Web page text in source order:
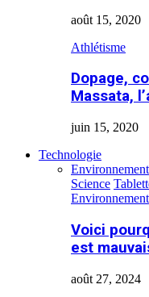
août 15, 2020
Athlétisme
Dopage,
Massata,
juin 15, 2020
Technologie
Environnement
Science
Environnement
Voici
est
août 27, 2024